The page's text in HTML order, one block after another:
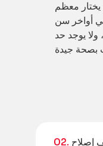
يختار معظم
أواخر سن
ولا يوجد حد
02.